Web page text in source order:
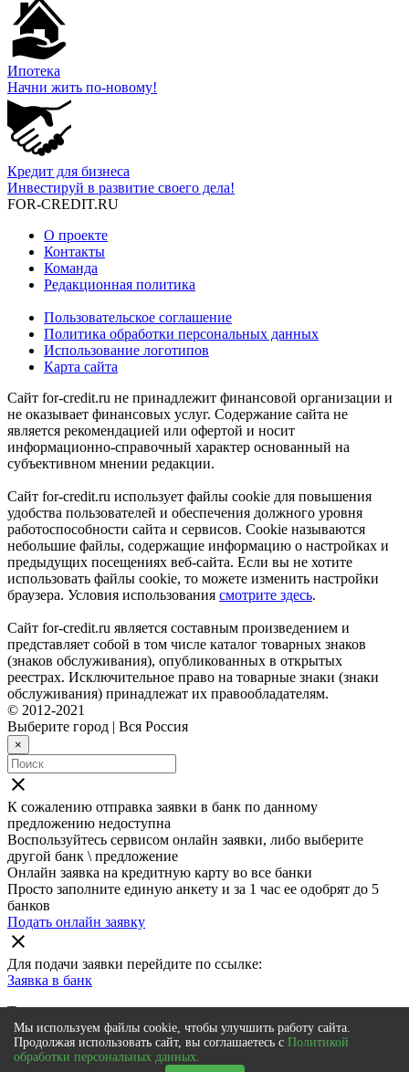
Ипотека
Начни жить по-новому!
Кредит для бизнеса
Инвестируй в развитие своего дела!
FOR-CREDIT.RU
О проекте
Контакты
Команда
Редакционная политика
Пользовательское соглашение
Политика обработки персональных данных
Использование логотипов
Карта сайта
Сайт for-credit.ru не принадлежит финансовой организации и
не оказывает финансовых услуг. Содержание сайта не
является рекомендацией или офертой и носит
информационно-справочный характер основанный на
субъективном мнении редакции.
Сайт for-credit.ru использует файлы cookie для повышения
удобства пользователей и обеспечения должного уровня
работоспособности сайта и сервисов. Cookie называются
небольшие файлы, содержащие информацию о настройках и
предыдущих посещениях веб-сайта. Если вы не хотите
использовать файлы cookie, то можете изменить настройки
браузера. Условия использования смотрите здесь.
Сайт for-credit.ru является составным произведением и
представляет собой в том числе каталог товарных знаков
(знаков обслуживания), опубликованных в открытых
реестрах. Исключительное право на товарные знаки (знаки
обслуживания) принадлежат их правообладателям.
© 2012-2021
Выберите город | Вся Россия
×
close
К сожалению отправка заявки в банк по данному
предложению недоступна
Воспользуйтесь сервисом онлайн заявки, либо выберите
другой банк \ предложение
Онлайн заявка на кредитную карту во все банки
Просто заполните единую анкету и за 1 час ее одобрят до 5
банков
Подать онлайн заявку
close
Для подачи заявки перейдите по ссылке:
Заявка в банк
Также мы рекомендуем
Онлайн заявка на кредитную карту во все банки
Просто заполните единую анкету и за 1 час ее одобрят до 5
Мы используем файлы cookie, чтобы улучшить работу сайта.
Продолжая использовать сайт, вы соглашаетесь с Политикой
обработки персональных данных.